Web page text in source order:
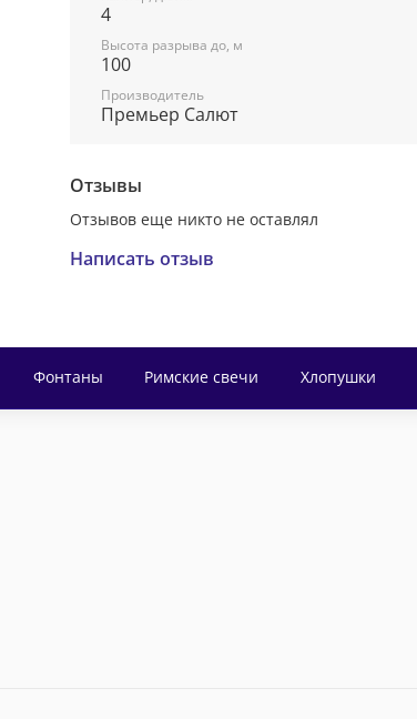
4
Высота разрыва до, м
100
Производитель
Премьер Салют
Отзывы
Отзывов еще никто не оставлял
Написать отзыв
Фонтаны Римские свечи Хлопушки